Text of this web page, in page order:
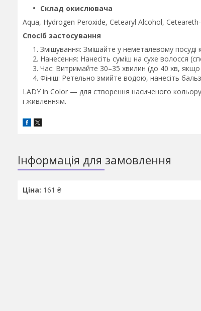
Склад окислювача
Aqua, Hydrogen Peroxide, Cetearyl Alcohol,
Спосіб застосування
Змішування: Змішайте у неметалевому
Нанесення: Нанесіть суміш на сухе волосся
Час: Витримайте 30–35 хвилин (до 40 хв,
Фініш: Ретельно змийте водою, нанесіть
LADY in Color — для створення насиченого
і живленням.
Інформація для замовлення
Ціна: 161 ₴